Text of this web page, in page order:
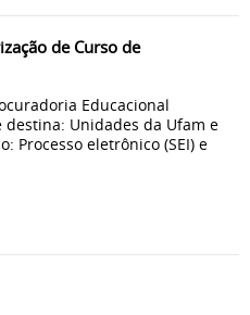
de Curso de
Educacional
destina: Unidades da Ufam e
Processo eletrônico (SEI) e